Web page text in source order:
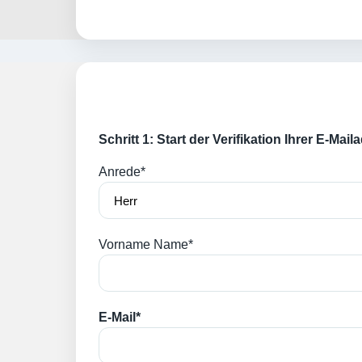
Schritt 1: Start der Verifikation Ihrer E-
Anrede*
Vorname Name*
E-Mail*